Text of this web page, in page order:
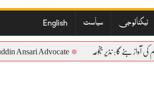
ٹیکنالوجی سیاست English
Ziauddin Ansari Advocate